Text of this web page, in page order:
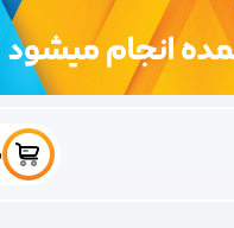
انجام میشود